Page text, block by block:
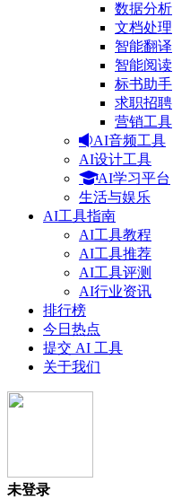
数据分析
文档处理
智能翻译
智能阅读
标书助手
求职招聘
营销工具
AI音频工具
AI设计工具
AI学习平台
生活与娱乐
AI工具指南
AI工具教程
AI工具推荐
AI工具评测
AI行业资讯
排行榜
今日热点
提交 AI 工具
关于我们
未登录